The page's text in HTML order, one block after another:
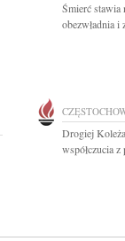
Śmierć stawia
obezwładnia i
Drogiej
współczucia